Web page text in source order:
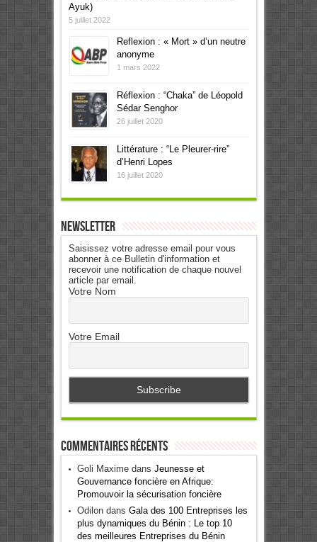
Ayuk)
5 juillet 2022
Reflexion : « Mort » d’un neutre
anonyme
1 mars 2022
Réflexion : “Chaka” de Léopold
Sédar Senghor
26 juillet 2020
Littérature : “Le Pleurer-rire”
d’Henri Lopes
16 juillet 2020
Newsletter
Saisissez votre adresse email pour vous
abonner à ce Bulletin d'information et
recevoir une notification de chaque nouvel
article par email.
Votre Nom
Votre Email
Commentaires récents
Goli Maximedans Jeunesse et
Gouvernance foncière en Afrique:
Promouvoir la sécurisation foncière
Odilondans Gala des 100 Entreprises les
plus dynamiques du Bénin : Le top 10
des meilleures Entreprises du Bénin